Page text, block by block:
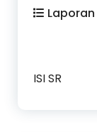
ISI SR